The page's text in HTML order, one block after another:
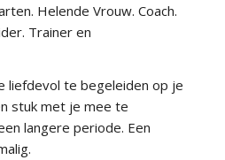
Helende Vrouw. Coach.
Trainer en
liefdevol te begeleiden op je
stuk met je mee te
langere periode. Een